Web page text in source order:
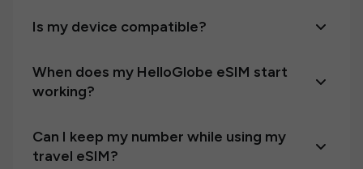
Is my device compatible?
When does my HelloGlobe eSIM start
working?
Can I keep my number while using my
travel eSIM?